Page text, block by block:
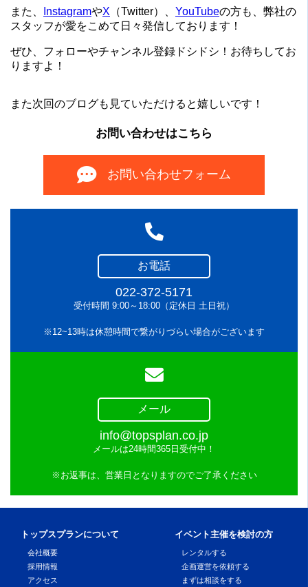
また、 InstagramやX （Twitter）、 YouTubeの方も、弊社の
スタッフが愛をこめて日々発信しております！
ぜひ、フォローやチャンネル登録ドシドシ！お待ちしてお
りますよ！
また次回のブログも見ていただけると嬉しいです！
お問い合わせはこちら
お問い合わせフォーム
お電話
022-372-5171
受付時間 9:00～18:00（定休日 土日祝）
※12~13時は休憩時間で繋がりづらい場合がございます
メール
info@topsplan.co.jp
メールは24時間365日受付中！
※お返事は、営業日となりますのでご了承ください
トップスプランについて
会社概要
採用情報
アクセス
イベント主催を検討の方
レンタルする
企画運営を依頼する
まずは相談をする